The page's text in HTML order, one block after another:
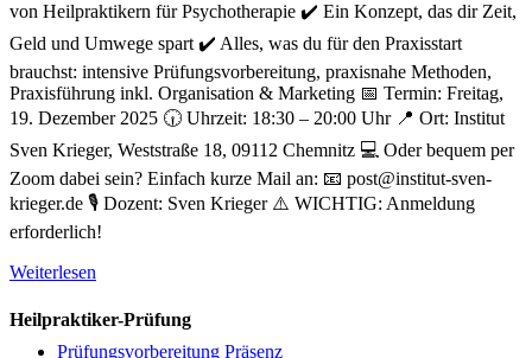
von Heilpraktikern für Psychotherapie ✔️ Ein Konzept, das dir Zeit,
Geld und Umwege spart ✔️ Alles, was du für den Praxisstart
brauchst: intensive Prüfungsvorbereitung, praxisnahe Methoden,
Praxisführung inkl. Organisation & Marketing 📅 Termin: Freitag,
19. Dezember 2025 🕡 Uhrzeit: 18:30 – 20:00 Uhr 📍 Ort: Institut
Sven Krieger, Weststraße 18, 09112 Chemnitz 💻 Oder bequem per
Zoom dabei sein? Einfach kurze Mail an: 📧 post@institut-sven-
krieger.de 🎙️ Dozent: Sven Krieger ⚠️ WICHTIG: Anmeldung
erforderlich!
Weiterlesen
Heilpraktiker-Prüfung
Prüfungsvorbereitung Präsenz